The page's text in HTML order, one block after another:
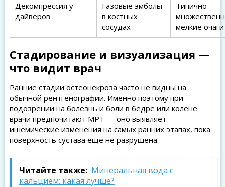
Декомпрессия у
дайверов
Газовые эмболы
в костных
сосудах
Типично
мелкие очаги
Стадирование и визуализация —
что видит врач
Ранние стадии остеонекроза часто не видны на
обычной рентгенографии. Именно поэтому при
подозрении на болезнь и боли в бедре или колене
врачи предпочитают МРТ — оно выявляет
ишемические изменения на самых ранних этапах, пока
поверхность сустава ещё не разрушена.
Читайте также: Минеральная вода с
кальцием: какая лучше?